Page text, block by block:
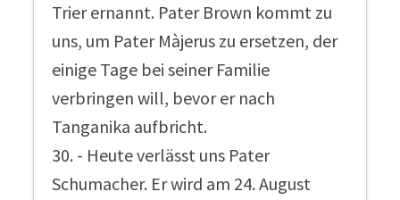
Trier ernannt. Pater Brown kommt zu
uns, um Pater Màjerus zu ersetzen, der
einige Tage bei seiner Familie
verbringen will, bevor er nach
Tanganika aufbricht.
30. - Heute verlässt uns Pater
Schumacher. Er wird am 24. August